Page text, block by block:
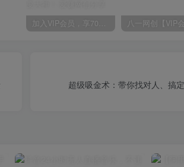
加入VIP会员，享70%的推广提成，免费学习多种网上创业课程，菜鸟秒变大神！
超级吸金术：带你找对人、搞